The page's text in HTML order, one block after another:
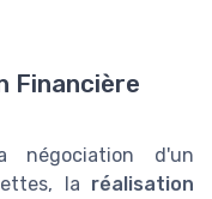
Financière
d'un
la réalisation